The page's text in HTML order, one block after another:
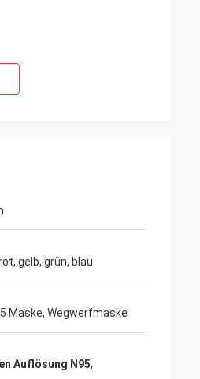
gelb, grün, blau
Maske, Wegwerfmaske
Auflösung N95,